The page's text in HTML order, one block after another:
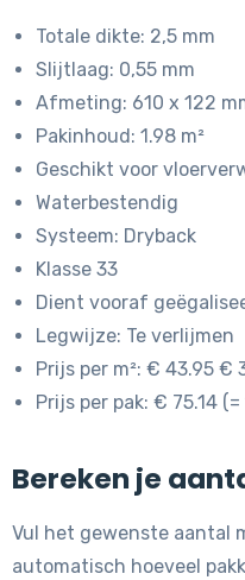
€ 43,95.€
Totale dikte: 2,5 mm
Slijtlaag: 0,55 mm
Afmeting: 610 x 122
Pakinhoud: 1.98 m²
Geschikt voor
Waterbestendig
Systeem: Dryback
Klasse 33
Dient vooraf
Legwijze: Te verlijmen
Prijs per m²: € 43.95 €
Prijs per pak: € 75.14 (=
Bereken je
Vul het gewenste aantal
automatisch hoeveel